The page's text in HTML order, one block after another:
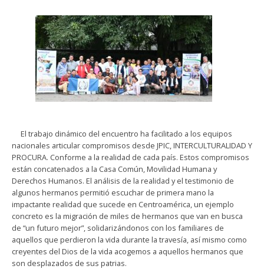
El trabajo dinámico del encuentro ha facilitado a los equipos
nacionales articular compromisos desde JPIC, INTERCULTURALIDAD Y
PROCURA. Conforme a la realidad de cada país. Estos compromisos
están concatenados a la Casa Común, Movilidad Humana y
Derechos Humanos. El análisis de la realidad y el testimonio de
algunos hermanos permitió escuchar de primera mano la
impactante realidad que sucede en Centroamérica, un ejemplo
concreto es la migración de miles de hermanos que van en busca
de “un futuro mejor”, solidarizándonos con los familiares de
aquellos que perdieron la vida durante la travesía, así mismo como
creyentes del Dios de la vida acogemos a aquellos hermanos que
son desplazados de sus patrias.